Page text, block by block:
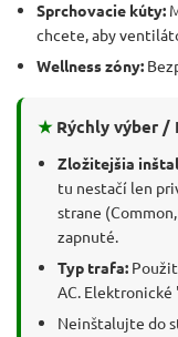
Sprchovacie kúty:
chcete, aby
Wellness zóny:
★Rýchly výber /
Zložitejšia
tu nestačí len
strane
zapnuté.
Typ trafa:
AC. Elektronické
Neinštalujte do